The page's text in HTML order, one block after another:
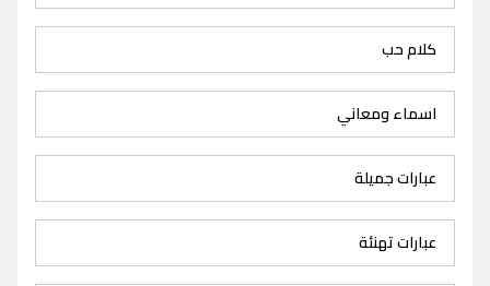
كلام حب
اسماء ومعاني
عبارات جميلة
عبارات تهنئة